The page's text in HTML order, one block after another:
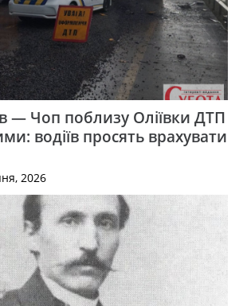
— Чоп поблизу Оліївки ДТП
водіїв просять врахувати
2026